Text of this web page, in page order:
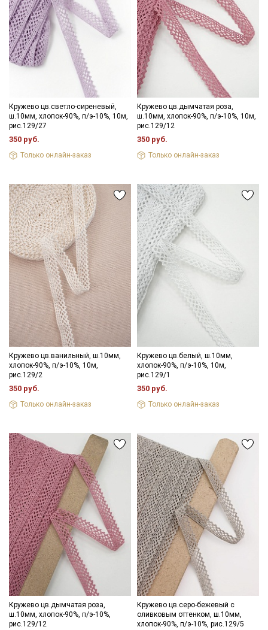
Кружево цв.светло-сиреневый,
ш.10мм, хлопок-90%, п/э-10%, 10м,
рис.129/27
350 руб.
Только онлайн-заказ
Кружево цв.дымчатая роза,
ш.10мм, хлопок-90%, п/э-10%, 10м,
рис.129/12
350 руб.
Только онлайн-заказ
Кружево цв.ванильный, ш.10мм,
хлопок-90%, п/э-10%, 10м,
рис.129/2
350 руб.
Только онлайн-заказ
Кружево цв.белый, ш.10мм,
хлопок-90%, п/э-10%, 10м,
рис.129/1
350 руб.
Только онлайн-заказ
Кружево цв.дымчатая роза,
ш.10мм, хлопок-90%, п/э-10%,
рис.129/12
Кружево цв.серо-бежевый с
оливковым оттенком, ш.10мм,
хлопок-90%, п/э-10%, рис.129/5
Секретная рассылка от Купава
Мы публикуем здесь дополнительные
промокоды и скидки до 30% на узкие
категории тканей
Электронная почта
Подписаться
Ознакомлен(а) с
Политикой обработки персональных
данныхи даюСогласие на обработку персональных
данных
ДаюСогласие на получение рекламных и
информационных рассылок